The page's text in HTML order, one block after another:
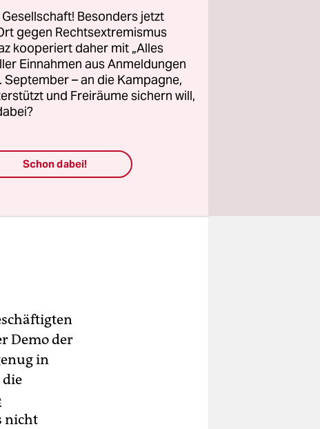
Demo der
in
nicht
Besonders jetzt
gegen Rechtsextremismus
kooperiert daher mit „Alles
Einnahmen aus Anmeldungen
September – an die Kampagne,
und Freiräume sichern will,
Schon dabei!